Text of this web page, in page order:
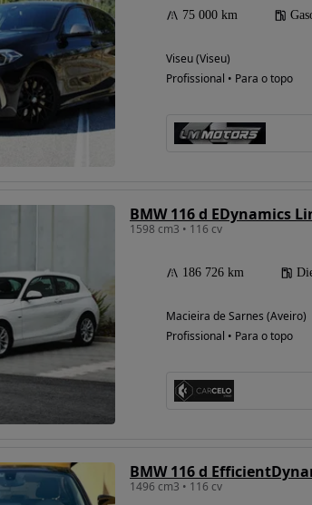
75 000 km
Viseu (Viseu)
Profissional • Para o topo
BMW 116 d EDynamics
1598 cm3 • 116 cv
186 726 km
Macieira de Sarnes (Aveiro)
Profissional • Para o topo
BMW 116 d
1496 cm3 • 116 cv